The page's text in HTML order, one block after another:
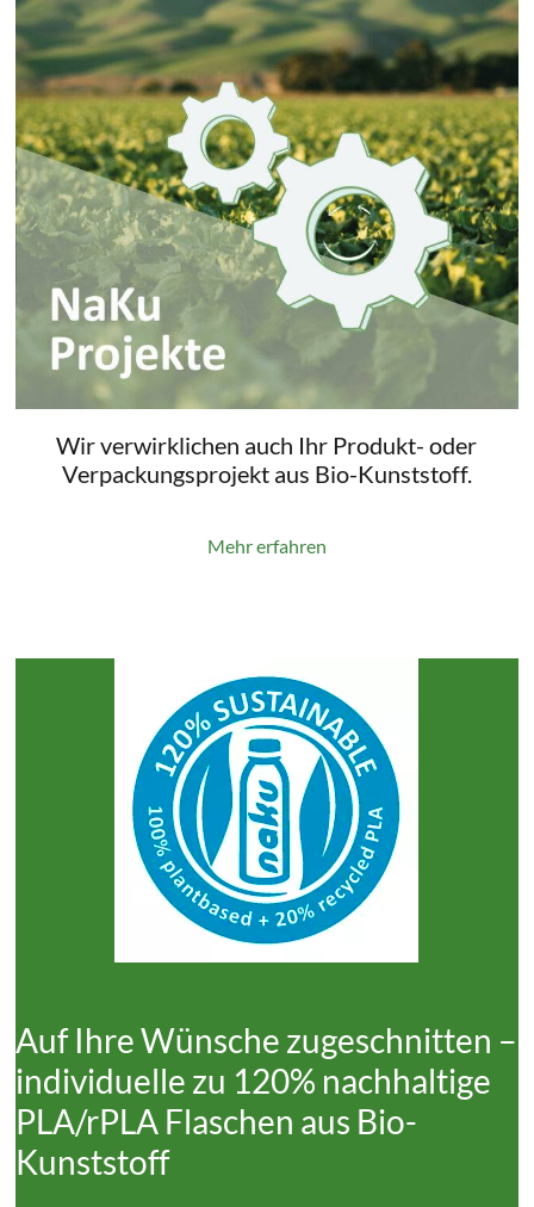
Wir verwirklichen auch Ihr Produkt- oder
Verpackungsprojekt aus Bio-Kunststoff.
Mehr erfahren
Auf Ihre Wünsche zugeschnitten –
individuelle zu 120% nachhaltige
PLA/rPLA Flaschen aus Bio-
Kunststoff